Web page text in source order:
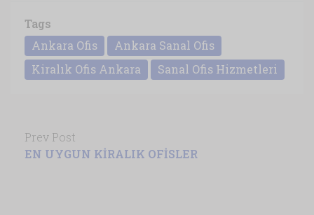
Tags
Ankara Ofis
Ankara Sanal Ofis
Kiralık Ofis Ankara
Sanal Ofis Hizmetleri
Prev Post
EN UYGUN KİRALIK OFİSLER